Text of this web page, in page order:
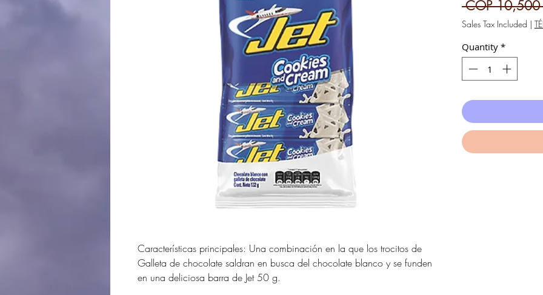
Características principales: Una combinación en la que los trocitos de
Galleta de chocolate saldran en busca del chocolate blanco y se funden
en una deliciosa barra de Jet 50 g.
COP
Sales Tax Included |
Quantity *